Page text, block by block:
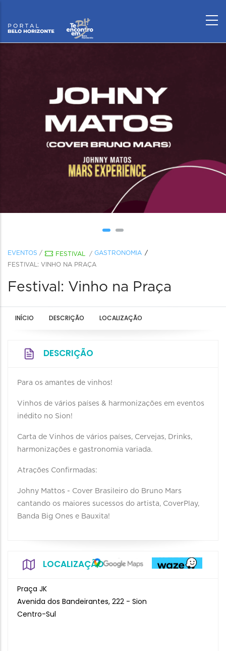
EVENTOS / FESTIVAL / GASTRONOMIA
FESTIVAL: VINHO NA PRAÇA
Festival: Vinho na Praça
INÍCIO DESCRIÇÃO LOCALIZAÇÃO
DESCRIÇÃO
Para os amantes de vinhos!
Vinhos de vários países & harmonizações em eventos
inédito no Sion!
Carta de Vinhos de vários países, Cervejas, Drinks,
harmonizações e gastronomia variada.
Atrações Confirmadas:
Johny Mattos - Cover Brasileiro do Bruno Mars
cantando os maiores sucessos do artista, CoverPlay,
Banda Big Ones e Bauxita!
LOCALIZAÇÃO
Praça JK
Avenida dos Bandeirantes, 222 - Sion
Centro-Sul